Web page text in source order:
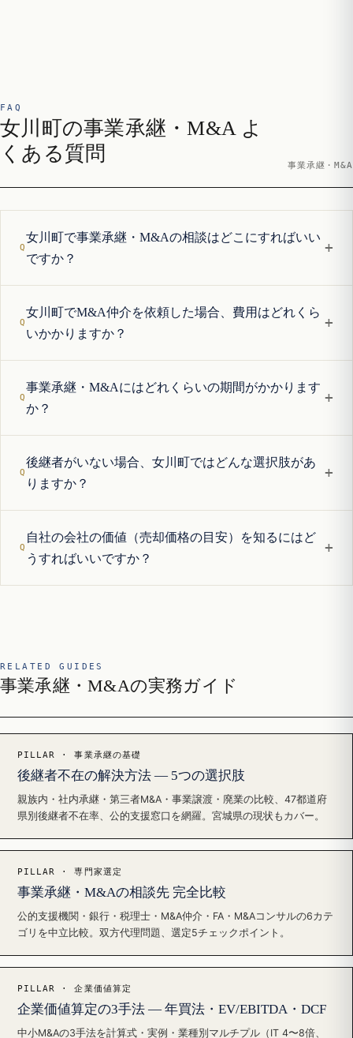
FAQ
女川町の事業承継・M&A よ
くある質問
事業承継・M&A
女川町で事業承継・M&Aの相談はどこにすればいい
ですか？
+
女川町でM&A仲介を依頼した場合、費用はどれくら
いかかりますか？
+
事業承継・M&Aにはどれくらいの期間がかかります
か？
+
後継者がいない場合、女川町ではどんな選択肢があ
りますか？
+
自社の会社の価値（売却価格の目安）を知るにはど
うすればいいですか？
+
RELATED GUIDES
事業承継・M&Aの実務ガイド
PILLAR · 事業承継の基礎
後継者不在の解決方法 — 5つの選択肢
親族内・社内承継・第三者M&A・事業譲渡・廃業の比較、47都道府
県別後継者不在率、公的支援窓口を網羅。宮城県の現状もカバー。
PILLAR · 専門家選定
事業承継・M&Aの相談先 完全比較
公的支援機関・銀行・税理士・M&A仲介・FA・M&Aコンサルの6カテ
ゴリを中立比較。双方代理問題、選定5チェックポイント。
PILLAR · 企業価値算定
企業価値算定の3手法 — 年買法・EV/EBITDA・DCF
中小M&Aの3手法を計算式・実例・業種別マルチプル（IT 4〜8倍、